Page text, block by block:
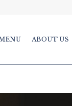
ABOUT US